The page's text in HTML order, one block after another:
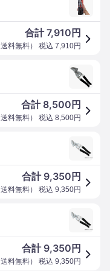
合計7,910 円
送料無料） 税込 7,910円
合計 8,500 円
送料無料） 税込 8,500円
合計 9,350 円
送料無料） 税込 9,350円
合計 9,350 円
送料無料） 税込 9,350円